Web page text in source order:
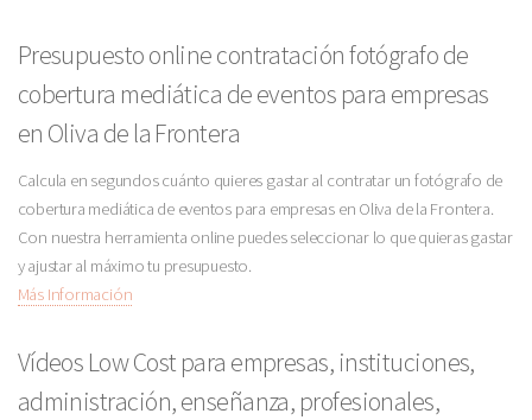
Presupuesto online contratación fotógrafo de
cobertura mediática de eventos para empresas
en Oliva de la Frontera
Calcula en segundos cuánto quieres gastar al contratar un fotógrafo de
cobertura mediática de eventos para empresas en Oliva de la Frontera.
Con nuestra herramienta online puedes seleccionar lo que quieras gastar
y ajustar al máximo tu presupuesto.
Más Información
Vídeos Low Cost para empresas, instituciones,
administración, enseñanza, profesionales,